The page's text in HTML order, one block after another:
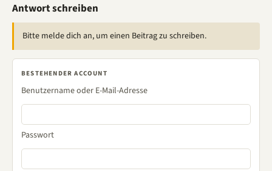
Antwort schreiben
Bitte melde dich an, um einen Beitrag zu schreiben.
BESTEHENDER ACCOUNT
Benutzername oder E-Mail-Adresse
Passwort